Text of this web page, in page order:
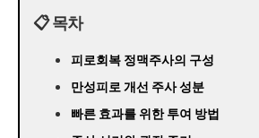
📋 목차
피로회복 정맥주사의 구성
만성피로 개선 주사 성분
빠른 효과를 위한 투여 방법